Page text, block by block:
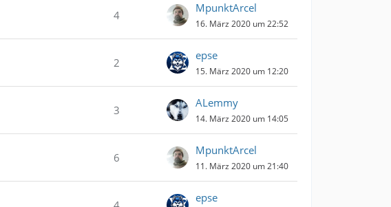
4
MpunktArcel
16. März 2020 um 22:52
2
epse
15. März 2020 um 12:20
3
ALemmy
14. März 2020 um 14:05
6
MpunktArcel
11. März 2020 um 21:40
epse